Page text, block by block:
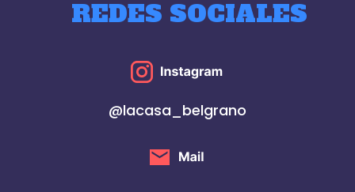
REDES SOCIALES
@lacasa_belgrano